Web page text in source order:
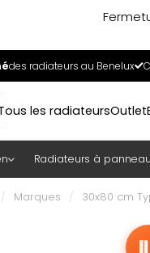
des radiateurs au Benelux
les radiateursOutlet
Radiateurs à
/ Marques / 30x80 cm